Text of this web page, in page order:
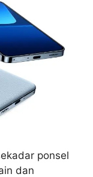
ponsel
dan